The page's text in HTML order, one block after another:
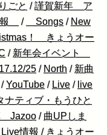
ごと /謹賀新年 ア
報 / Songs / New
！ きょうオー
/ 新年会イベント
25 / North / 新曲
/YouTube / Live / live
ナティブ・もうひと
Jazoo / 曲UPしま
Live情報 / きょうオー